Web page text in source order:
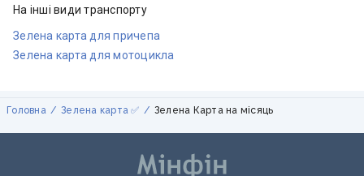
На інші види транспорту
Зелена карта для причепа
Зелена карта для мотоцикла
Головна Зелена карта ✅ Зелена Карта на місяць